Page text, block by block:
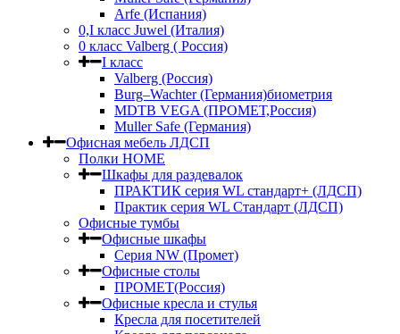
Arfe (Испания)
0,I класс Juwel (Италия)
0 класс Valberg ( Россия)
I класс
Valberg (Россия)
Burg–Wachter (Германия)биометрия
MDTB VEGA (ПРОМЕТ,Россия)
Muller Safe (Германия)
Офисная мебель ЛДСП
Полки HOME
Шкафы для раздевалок
ПРАКТИК серия WL стандарт+ (ЛДСП)
Практик серия WL Стандарт (ЛДСП)
Офисные тумбы
Офисные шкафы
Серия NW (Промет)
Офисные столы
ПРОМЕТ(Россия)
Офисные кресла и стулья
Кресла для посетителей